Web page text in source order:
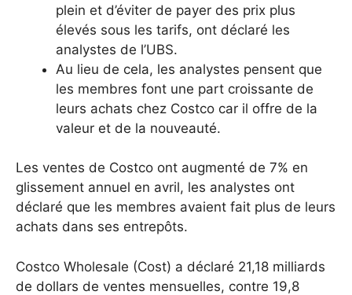
plein et d’éviter de payer des prix plus
élevés sous les tarifs, ont déclaré les
analystes de l’UBS.
Au lieu de cela, les analystes pensent que
les membres font une part croissante de
leurs achats chez Costco car il offre de la
valeur et de la nouveauté.
Les ventes de Costco ont augmenté de 7% en
glissement annuel en avril, les analystes ont
déclaré que les membres avaient fait plus de leurs
achats dans ses entrepôts.
Costco Wholesale (Cost) a déclaré 21,18 milliards
de dollars de ventes mensuelles, contre 19,8